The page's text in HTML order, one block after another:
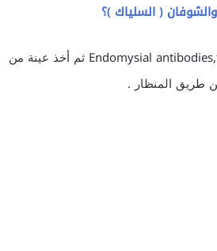
( السلياك )؟
– تحليل الدم للمضادات الخاصة بالمرض : Endomysial antibodies,tissue trasglutaminase antibodies ثم أخذ عينة من
طريق المنظار .